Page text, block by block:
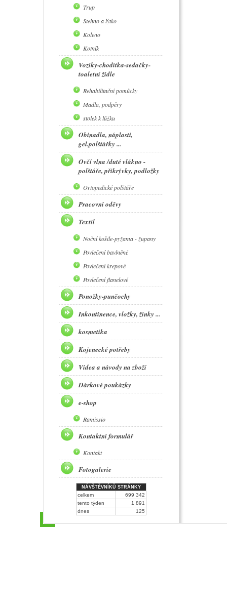
Trup
Stehno a lýtko
Koleno
Kotník
Vozíky-chodítka-sedačky-
toaletní židle
Rehabilitační pomůcky
Madla, podpěry
stolek k lůžku
Obinadla, náplasti,
gel.polštářky ...
Ovčí vlna /duté vlákno -
polštáře, přikrývky, podložky
Ortopedické polštáře
Pracovní oděvy
Textil
Noční košile-pyžama - župany
Povlečení bavlněné
Povlečení krepové
Povlečení flanelové
Ponožky-punčochy
Inkontinence, vložky, žínky ...
kosmetika
Kojenecké potřeby
Videa a návody na zboží
Dárkové poukázky
e-shop
Ramissio
Kontaktní formulář
Kontakt
Fotogalerie
NÁVŠTĚVNÍKŮ STRÁNKY
celkem
699 342
tento týden
1 891
dnes
125